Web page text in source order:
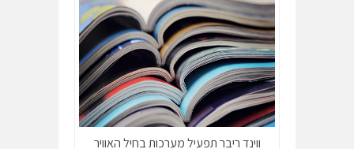
ווינד ריבר תפעיל מערכות בחיל האוויר